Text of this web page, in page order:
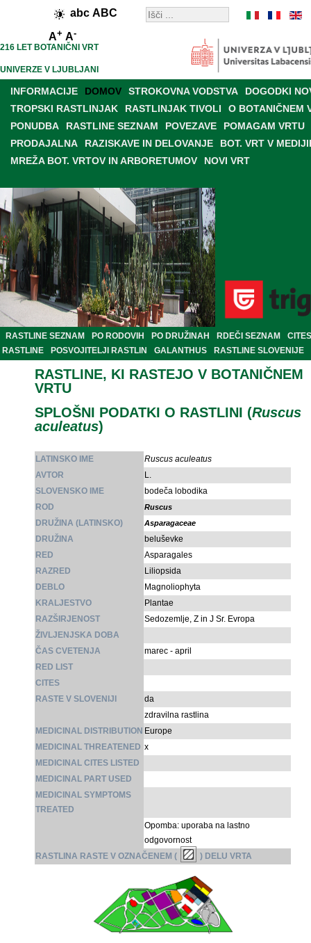
abc ABC
A+ A-
216 LET BOTANIČNI VRT
UNIVERZE V LJUBLJANI
INFORMACIJE DOMOV STROKOVNA VODSTVA
DOGODKI
TROPSKI RASTLINJAK
RASTLINJAK TIVOLI
O BOTANIČNEM
PONUDBA
RASTLINE SEZNAM POVEZAVE
POMAGAM VRTU
PRODAJALNA
RAZISKAVE IN DELOVANJE
BOT. VRT V
MREŽA BOT. VRTOV IN ARBORETUMOV
NOVI VRT
RASTLINE SEZNAM PO RODOVIH PO DRUŽINAH RDEČI SEZNAM
CITES
RASTLINE
POSVOJITELJI RASTLIN GALANTHUS RASTLINE SLOVENIJE
RASTLINE, KI RASTEJO V BOTANIČNEM
VRTU
SPLOŠNI PODATKI O RASTLINI (Ruscus
aculeatus)
LATINSKO IME
Ruscus aculeatus
AVTOR
L.
SLOVENSKO IME
bodeča lobodika
ROD
Ruscus
DRUŽINA (LATINSKO) Asparagaceae
DRUŽINA
beluševke
RED
Asparagales
RAZRED
Liliopsida
DEBLO
Magnoliophyta
KRALJESTVO
Plantae
RAZŠIRJENOST
Sedozemlje, Z in J Sr. Evropa
ŽIVLJENJSKA DOBA
ČAS CVETENJA
marec - april
RED LIST
CITES
RASTE V SLOVENIJI
da
zdravilna rastlina
MEDICINAL DISTRIBUTION Europe
MEDICINAL THREATENED x
MEDICINAL CITES LISTED
MEDICINAL PART USED
MEDICINAL SYMPTOMS
TREATED
Opomba: uporaba na lastno
odgovornost
RASTLINA RASTE V OZNAČENEM (
) DELU VRTA